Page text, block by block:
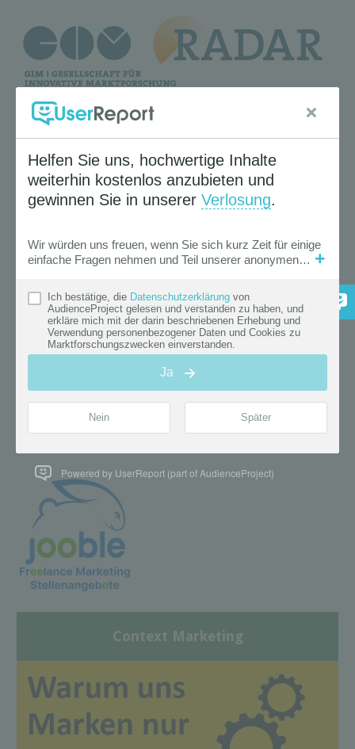
Context Marketing
Powered by UserReport (part of AudienceProject)